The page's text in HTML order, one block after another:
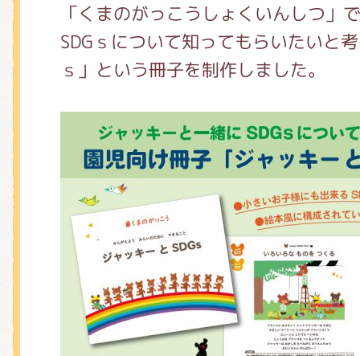
「くまのがっこうしょくいんしつ」
SDGｓについて知ってもらいたいと
ｓ」という冊子を制作しました。
くまのがっこう しょくいんしつ
くまのがっこう 家庭科部